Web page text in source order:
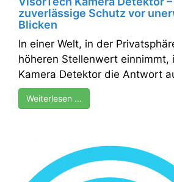
zuverlässige Schutz vor
Blicken
In einer Welt, in der
höheren Stellenwert einnimmt,
Kamera Detektor die Antwort
Weiterlesen …